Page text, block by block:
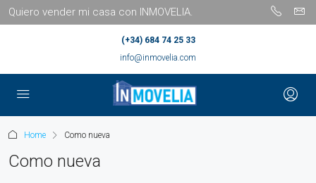
Quiero vender mi casa con INMOVELIA.
(+34) 684 74 25 33
info@inmovelia.com
Home Como nueva
Como nueva